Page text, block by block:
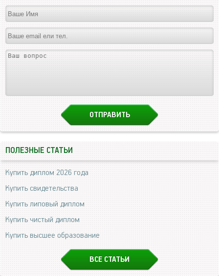
ПОЛЕЗНЫЕ СТАТЬИ
Купить диплом 2026 года
Купить свидетельства
Купить липовый диплом
Купить чистый диплом
Купить высшее образование
ВСЕ СТАТЬИ